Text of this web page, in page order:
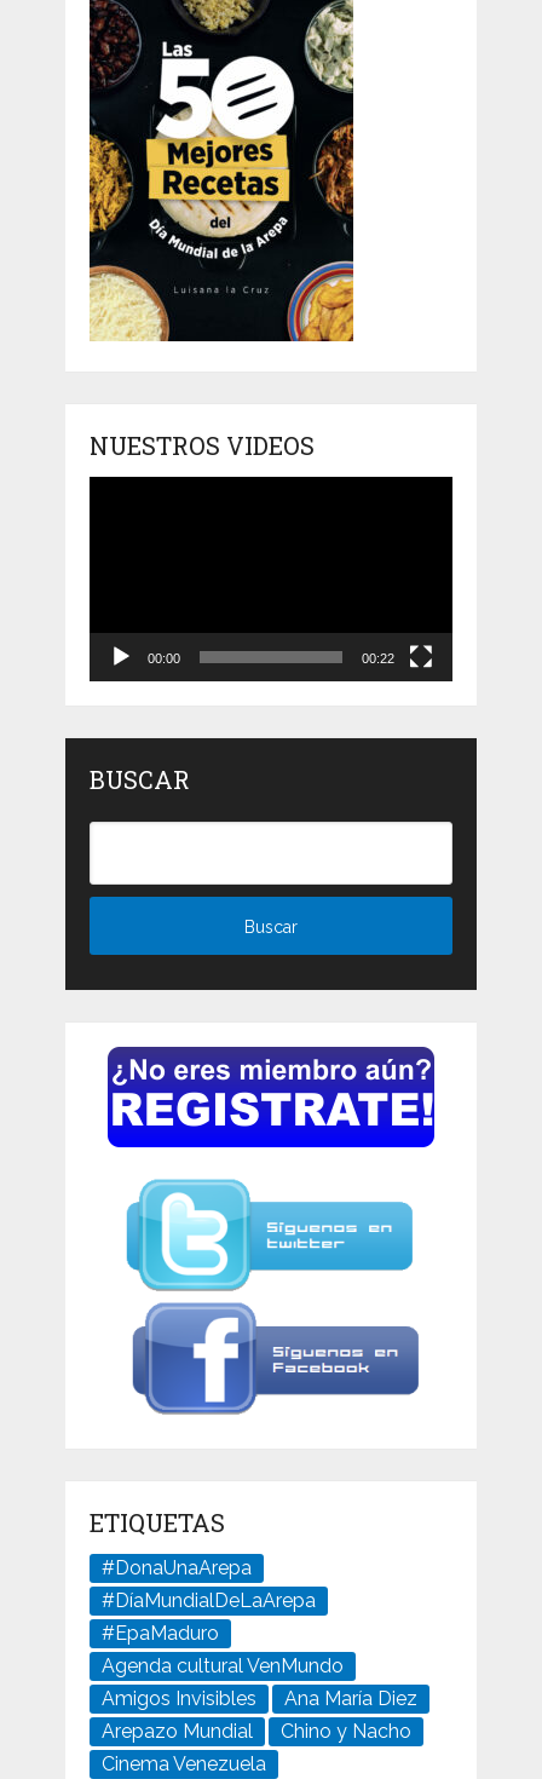
NUESTROS VIDEOS
00:00 00:22
BUSCAR
ETIQUETAS
#DonaUnaArepa
#DíaMundialDeLaArepa
#EpaMaduro
Agenda cultural VenMundo
Amigos Invisibles
Ana María Diez
Arepazo Mundial
Chino y Nacho
Cinema Venezuela